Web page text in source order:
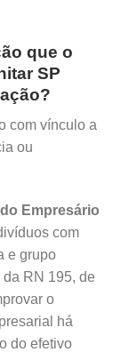
que o
SP
com vínculo a
ou
Empresário
com
e grupo
da RN 195, de
o
há
do efetivo